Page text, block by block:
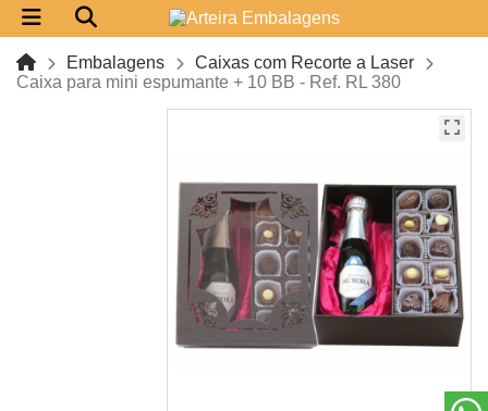
Embalagens
Caixas com Recorte a Laser
Caixa para mini espumante + 10 BB - Ref. RL 380